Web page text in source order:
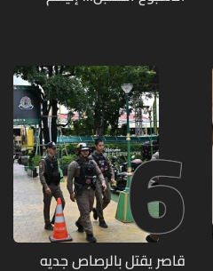
6
قاصر يقتل بالرصاص جديه